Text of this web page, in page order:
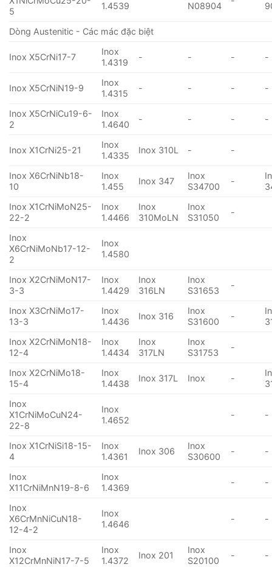
5
1.4539
N08904
Dòng Austenitic - Các mác đặc biệt
Inox X5CrNi17-7
Inox
1.4319
- - - -
Inox X5CrNiN19-9
Inox
1.4315
- - - -
Inox X5CrNiCu19-6-
2
Inox
1.4640
- - - -
Inox X1CrNi25-21
Inox
1.4335
Inox 310L - -
Inox X6CrNiNb18-
10
Inox
1.455
Inox 347
Inox
S34700
-
Inox X1CrNiMoN25-
22-2
Inox
1.4466
Inox
310MoLN
Inox
S31050
-
Inox
X6CrNiMoNb17-12-
2
Inox
1.4580
Inox X2CrNiMoN17-
3-3
Inox
1.4429
Inox
316LN
Inox
S31653
-
Inox X3CrNiMo17-
13-3
Inox
1.4436
Inox 316
Inox
S31600
-
Inox X2CrNiMoN18-
12-4
Inox
1.4434
Inox
317LN
Inox
S31753
-
Inox X2CrNiMo18-
15-4
Inox
1.4438
Inox 317L Inox -
Inox
X1CrNiMoCuN24-
22-8
Inox
1.4652
- -
Inox X1CrNiSi18-15-
4
Inox
1.4361
Inox 306
Inox
S30600
- -
Inox
X11CrNiMnN19-8-6
Inox
1.4369
- -
Inox
X6CrMnNiCuN18-
12-4-2
Inox
1.4646
- -
Inox
X12CrMnNiN17-7-5
Inox
1.4372
Inox 201
Inox
S20100
- -